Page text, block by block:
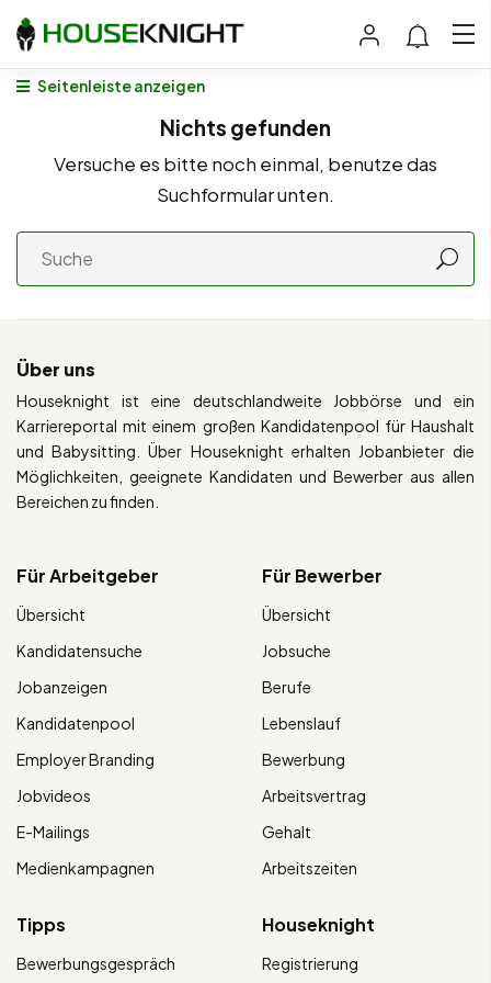
Seitenleiste anzeigen
Nichts gefunden
Versuche es bitte noch einmal, benutze das
Suchformular unten.
Über uns
Houseknight ist eine deutschlandweite Jobbörse und ein
Karriereportal mit einem großen Kandidatenpool für Haushalt
und Babysitting. Über Houseknight erhalten Jobanbieter die
Möglichkeiten, geeignete Kandidaten und Bewerber aus allen
Bereichen zu finden.
Für Arbeitgeber
Übersicht
Kandidatensuche
Jobanzeigen
Kandidatenpool
Employer Branding
Jobvideos
E-Mailings
Medienkampagnen
Für Bewerber
Übersicht
Jobsuche
Berufe
Lebenslauf
Bewerbung
Arbeitsvertrag
Gehalt
Arbeitszeiten
Tipps
Bewerbungsgespräch
Houseknight
Registrierung